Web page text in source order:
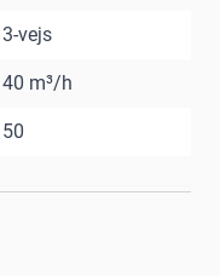
3-vejs
40 m³/h
50